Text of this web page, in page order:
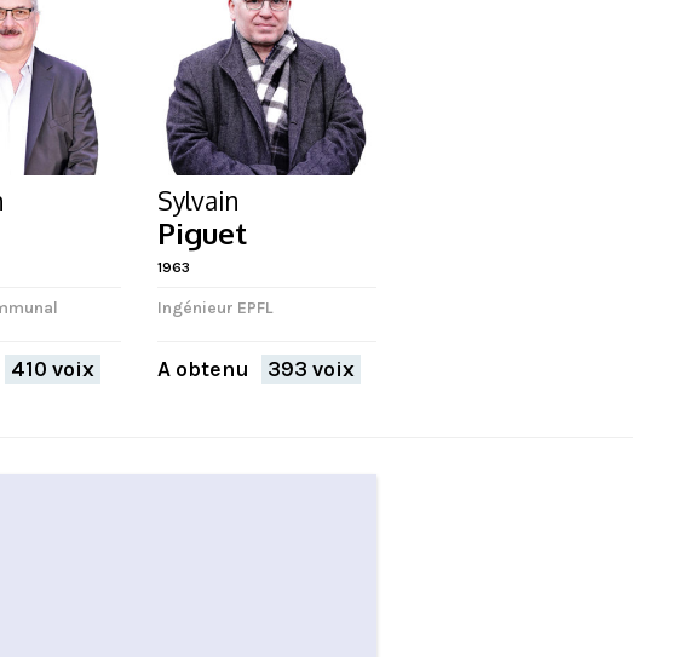
410 voix
Sylvain
Piguet
1963
Ingénieur EPFL
A obtenu 393 voix